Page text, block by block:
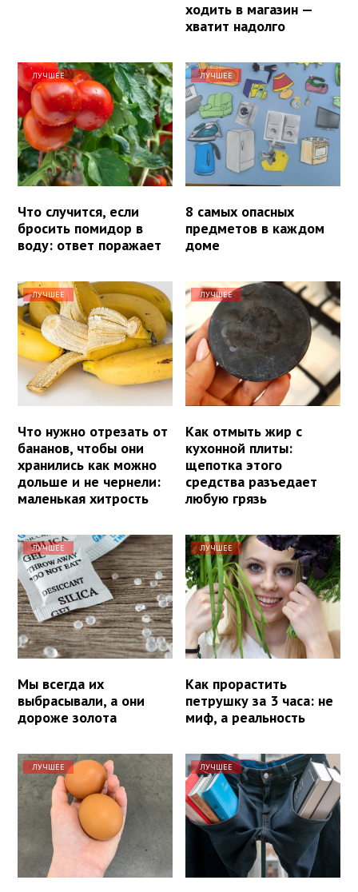
ходить в магазин —
хватит надолго
ЛУЧШЕЕ
Что случится, если
бросить помидор в
воду: ответ поражает
ЛУЧШЕЕ
8 самых опасных
предметов в каждом
доме
ЛУЧШЕЕ
Что нужно отрезать от
бананов, чтобы они
хранились как можно
дольше и не чернели:
маленькая хитрость
ЛУЧШЕЕ
Как отмыть жир с
кухонной плиты:
щепотка этого
средства разъедает
любую грязь
ЛУЧШЕЕ
Мы всегда их
выбрасывали, а они
дороже золота
ЛУЧШЕЕ
Как прорастить
петрушку за 3 часа: не
миф, а реальность
ЛУЧШЕЕ ЛУЧШЕЕ